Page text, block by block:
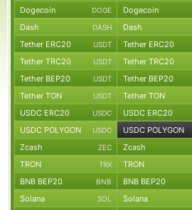
Dogecoin DOGE Dogecoin
Dash DASH Dash
Tether ERC20 USDT Tether ERC20
Tether TRC20 USDT Tether TRC20
Tether BEP20 USDT Tether BEP20
Tether TON USDT Tether TON
USDC ERC20 USDC USDC ERC20
USDC POLYGON USDC USDC POLYGON
Zcash ZEC Zcash
TRON TRX TRON
BNB BEP20 BNB BNB BEP20
Solana SOL Solana